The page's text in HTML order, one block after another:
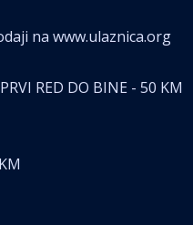
na www.ulaznica.org
RED DO BINE - 50 KM